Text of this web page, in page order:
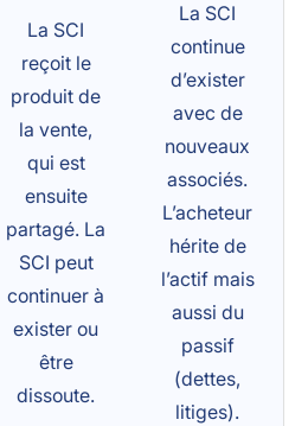
La SCI
reçoit le
produit de
la vente,
qui est
ensuite
partagé. La
SCI peut
continuer à
exister ou
être
dissoute.
La SCI
continue
d’exister
avec de
nouveaux
associés.
L’acheteur
hérite de
l’actif mais
aussi du
passif
(dettes,
litiges).